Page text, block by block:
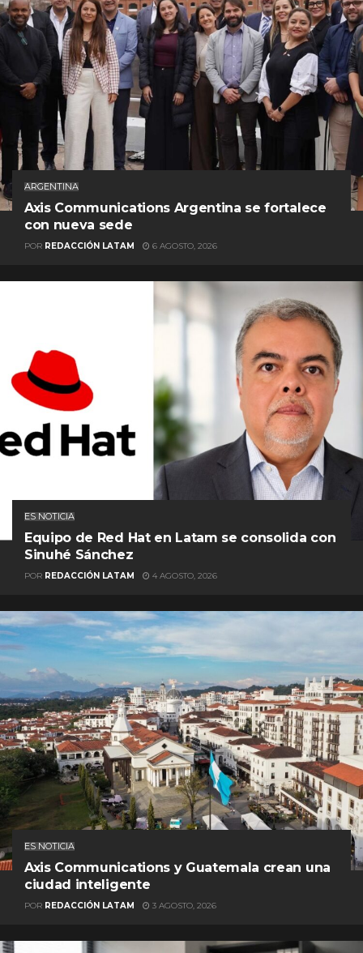
ARGENTINA
Axis Communications Argentina se fortalece
con nueva sede
POR REDACCIÓN LATAM 6 AGOSTO, 2026
ES NOTICIA
Equipo de Red Hat en Latam se consolida con
Sinuhé Sánchez
POR REDACCIÓN LATAM 4 AGOSTO, 2026
ES NOTICIA
Axis Communications y Guatemala crean una
ciudad inteligente
POR REDACCIÓN LATAM 3 AGOSTO, 2026